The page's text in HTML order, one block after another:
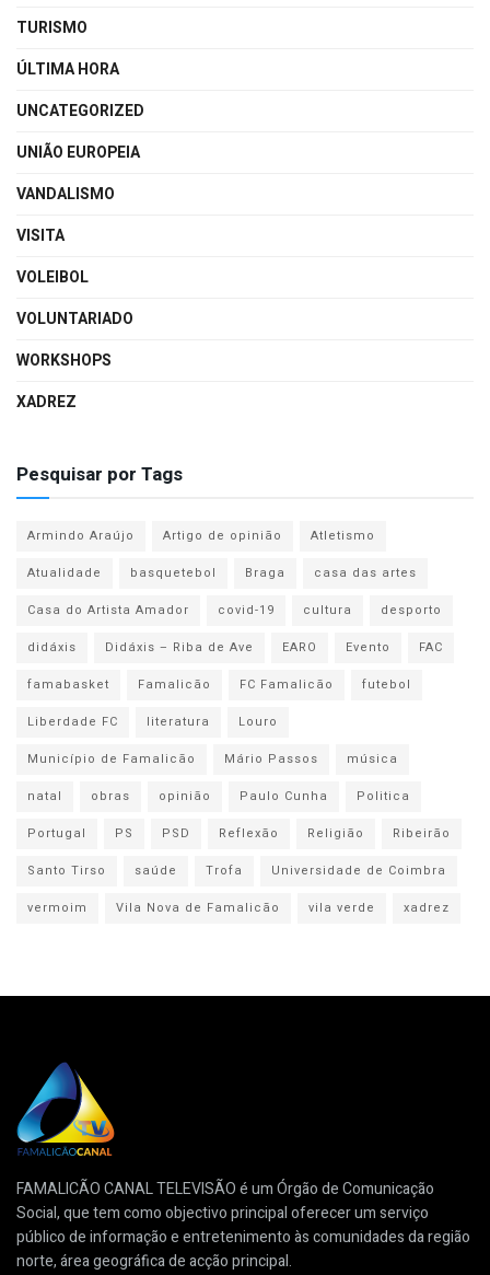
TURISMO
ÚLTIMA HORA
UNCATEGORIZED
UNIÃO EUROPEIA
VANDALISMO
VISITA
VOLEIBOL
VOLUNTARIADO
WORKSHOPS
XADREZ
Pesquisar por Tags
Armindo Araújo Artigo de opinião
Atletismo
Atualidade
basquetebol Braga
casa das artes
Casa do Artista Amador
covid-19 cultura
desporto
didáxis
Didáxis – Riba de Ave EARO Evento
FAC
famabasket
Famalicão FC Famalicão
futebol
Liberdade FC
literatura
Louro
Município de Famalicão
Mário Passos
música
natal
obras opinião Paulo Cunha
Politica
Portugal
PS PSD Reflexão Religião
Ribeirão
Santo Tirso
saúde Trofa
Universidade de Coimbra
vermoim
Vila Nova de Famalicão vila verde xadrez
FAMALICÃO CANAL TELEVISÃO é um Órgão de Comunicação
Social, que tem como objectivo principal oferecer um serviço
público de informação e entretenimento às comunidades da região
norte, área geográfica de acção principal.